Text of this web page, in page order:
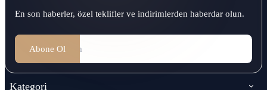
En son haberler, özel teklifler ve indirimlerden haberdar olun.
Abone Ol
Kategori